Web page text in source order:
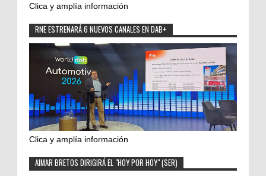
Clica y amplía información
RNE ESTRENARÁ 6 NUEVOS CANALES EN DAB+
Clica y amplía información
AIMAR BRETOS DIRIGIRÁ EL "HOY POR HOY" (SER)